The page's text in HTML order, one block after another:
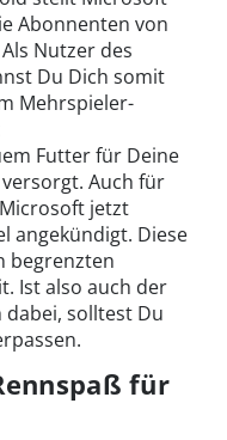
Abonnenten von
Nutzer des
Du Dich somit
Mehrspieler-
Futter für Deine
Auch für
jetzt
angekündigt. Diese
begrenzten
Ist also auch der
solltest Du
für